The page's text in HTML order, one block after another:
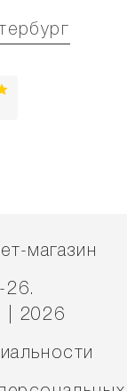
магазин
26.
| 2026